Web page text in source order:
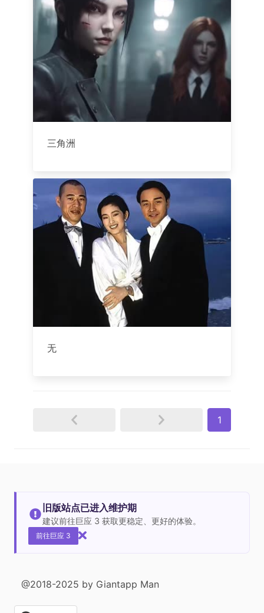
三角洲
无
1
旧版站点已进入维护期
建议前往巨应 3 获取更稳定、更好的体验。
前往巨应 3
@2018-2025 by Giantapp Man